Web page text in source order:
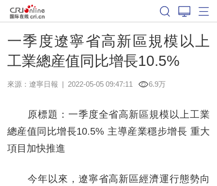
一季度遼寧省高新區規模以上
工業總産值同比增長10.5%
來源： 遼寧日報 | 2022-05-05 09:47:11 6.9万
原標題：一季度全省高新區規模以上工業
總産值同比增長10.5% 主導産業穩步增長 重大
項目加快推進
今年以來，遼寧省高新區經濟運行態勢向